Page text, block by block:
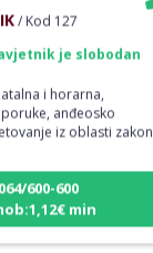
i horarna,
anđeosko
iz oblasti zakona
600-600
min